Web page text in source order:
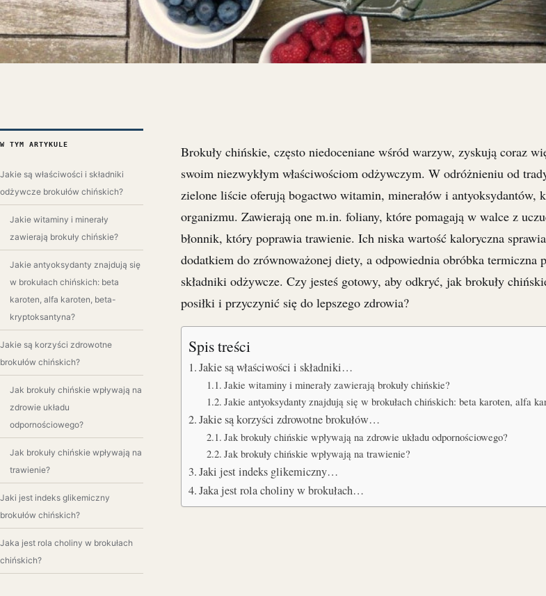
W TYM ARTYKULE
Jakie są właściwości i składniki
odżywcze brokułów chińskich?
Jakie witaminy i minerały
zawierają brokuły chińskie?
Jakie antyoksydanty znajdują się
w brokułach chińskich: beta
karoten, alfa karoten, beta-
kryptoksantyna?
Jakie są korzyści zdrowotne
brokułów chińskich?
Jak brokuły chińskie wpływają na
zdrowie układu
odpornościowego?
Jak brokuły chińskie wpływają na
trawienie?
Jaki jest indeks glikemiczny
brokułów chińskich?
Jaka jest rola choliny w brokułach
chińskich?
Brokuły chińskie, często niedoceniane wśród warzyw, zyskują coraz
swoim niezwykłym właściwościom odżywczym. W odróżnieniu od
zielone liście oferują bogactwo witamin, minerałów i antyoksydantów,
organizmu. Zawierają one m.in. foliany, które pomagają w walce z
błonnik, który poprawia trawienie. Ich niska wartość kaloryczna
dodatkiem do zrównoważonej diety, a odpowiednia obróbka termiczna
składniki odżywcze. Czy jesteś gotowy, aby odkryć, jak brokuły
posiłki i przyczynić się do lepszego zdrowia?
Spis treści
Jakie są właściwości i składniki…
Jakie witaminy i minerały zawierają brokuły chińskie?
Jakie antyoksydanty znajdują się w brokułach chińskich: beta karoten, alfa
Jakie są korzyści zdrowotne brokułów…
Jak brokuły chińskie wpływają na zdrowie układu odpornościowego?
Jak brokuły chińskie wpływają na trawienie?
Jaki jest indeks glikemiczny…
Jaka jest rola choliny w brokułach…